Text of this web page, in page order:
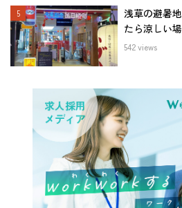
浅草の避暑
たら涼しい
542 views